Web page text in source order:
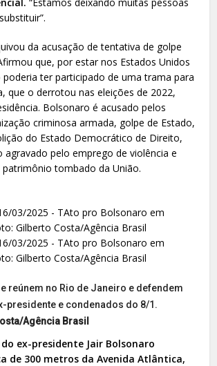
da acusação de tentativa de golpe
que, por estar nos Estados Unidos
ter participado de uma trama para
que o derrotou nas eleições de 2022,
Bolsonaro é acusado pelos
criminosa armada, golpe de Estado,
do Estado Democrático de Direito,
agravado pelo emprego de violência e
tombado da União.
reúnem no Rio de Janeiro e defendem
presidente e condenados do 8/1.
Agência Brasil
ex-presidente Jair Bolsonaro
de 300 metros da Avenida Atlântica,